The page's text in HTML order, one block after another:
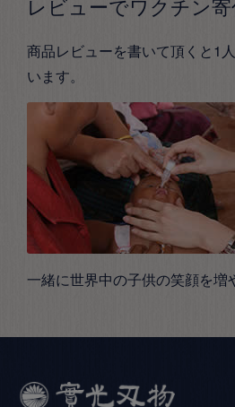
レビューでワクチン
商品レビューを書いて頂くと1
います。
一緒に世界中の子供の笑顔を増